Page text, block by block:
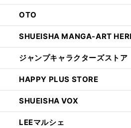
OTO
SHUEISHA MANGA-ART
ジャンプキャラクターズストア
HAPPY PLUS STORE
SHUEISHA VOX
LEEマルシェ